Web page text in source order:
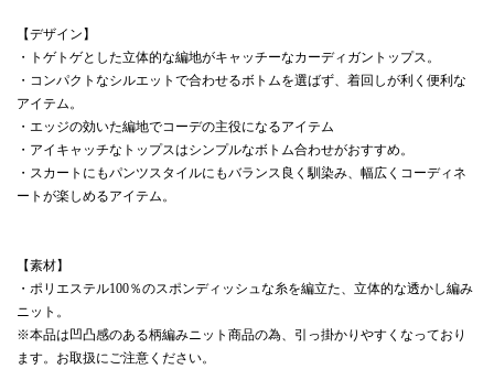
【デザイン】
・トゲトゲとした立体的な編地がキャッチーなカーディガントップス。
・コンパクトなシルエットで合わせるボトムを選ばず、着回しが利く便利な
アイテム。
・エッジの効いた編地でコーデの主役になるアイテム
・アイキャッチなトップスはシンプルなボトム合わせがおすすめ。
・スカートにもパンツスタイルにもバランス良く馴染み、幅広くコーディネ
ートが楽しめるアイテム。
【素材】
・ポリエステル100％のスポンディッシュな糸を編立た、立体的な透かし編み
ニット。
※本品は凹凸感のある柄編みニット商品の為、引っ掛かりやすくなっており
ます。お取扱にご注意ください。